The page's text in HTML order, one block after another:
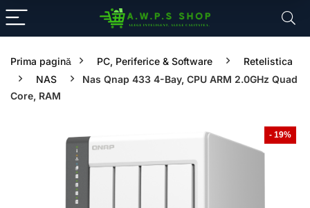
Prima pagină PC, Periferice & Software
Retelistica
NAS
Nas Qnap 433 4-Bay, CPU ARM 2.0GHz Quad
Core, RAM
- 19%